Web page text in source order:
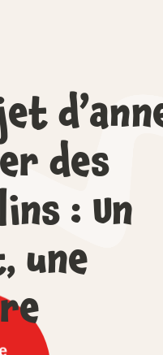
des
: Un
une